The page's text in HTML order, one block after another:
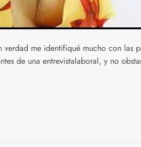
verdad me identifiqué mucho con las
de una entrevistalaboral, y no